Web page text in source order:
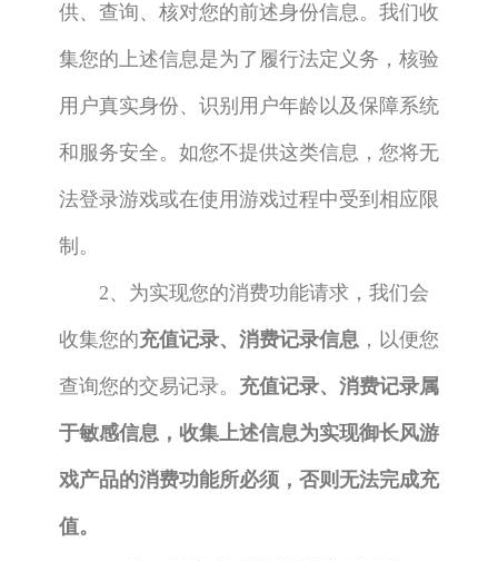
供、查询、核对您的前述身份信息。我们收
集您的上述信息是为了履行法定义务，核验
用户真实身份、识别用户年龄以及保障系统
和服务安全。如您不提供这类信息，您将无
法登录游戏或在使用游戏过程中受到相应限
制。
2、为实现您的消费功能请求，我们会
收集您的充值记录、消费记录信息，以便您
查询您的交易记录。 充值记录、消费记录属
于敏感信息，收集上述信息为实现御长风游
戏产品的消费功能所必须，否则无法完成充
值。